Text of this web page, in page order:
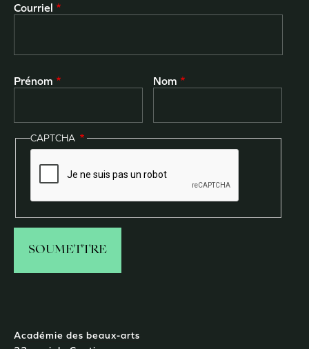
Courriel
Prénom Nom
CAPTCHA
Académie des beaux-arts